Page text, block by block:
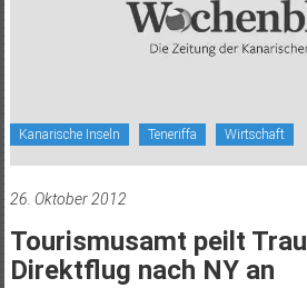
Kanarische Inseln Teneriffa Wirtschaft
26. Oktober 2012
Tourismusamt peilt
Direktflug nach NY an